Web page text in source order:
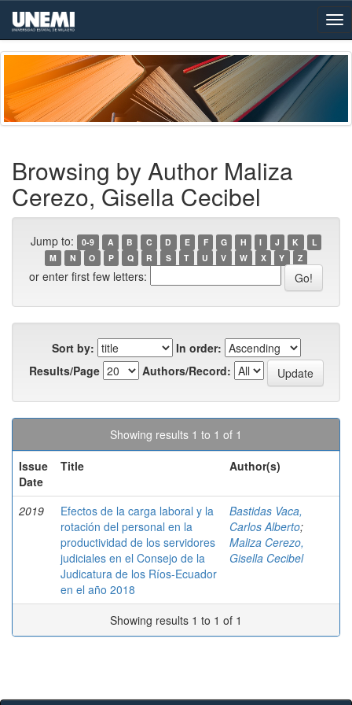
Skip
navigation
Browsing by Author Maliza
Cerezo, Gisella Cecibel
Jump to: 0-9 A B C D E F G H I J K
L
M
N O P Q R S T U V W X Y Z
or enter first few letters:
Sort by:
In order:
Results/Page
Authors/Record:
Showing results 1 to 1 of 1
Issue
Date
Title Author(s)
2019
Efectos de la carga laboral y la
rotación del personal en la
productividad de los servidores
judiciales en el Consejo de la
Judicatura de los Ríos-Ecuador
en el año 2018
Bastidas Vaca,
Carlos Alberto;
Maliza Cerezo,
Gisella Cecibel
Showing results 1 to 1 of 1